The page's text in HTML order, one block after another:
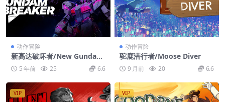
动作冒险
新高达破坏者/New Gundam
Breaker
5 年前 25 6.6
动作冒险
驼鹿潜行者/Moose Diver
9 月前 20 6.6
VIP VIP